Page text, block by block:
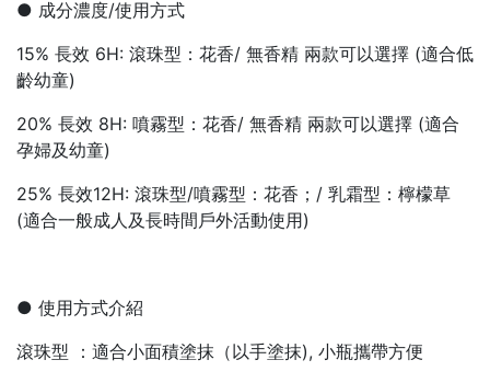
● 成分濃度/使用方式
15% 長效 6H: 滾珠型：花香/ 無香精 兩款可以選擇 (適合低
齡幼童)
20% 長效 8H: 噴霧型：花香/ 無香精 兩款可以選擇 (適合
孕婦及幼童)
25% 長效12H: 滾珠型/噴霧型：花香；/ 乳霜型：檸檬草
(適合一般成人及長時間戶外活動使用)
● 使用方式介紹
滾珠型 ：適合小面積塗抹（以手塗抹), 小瓶攜帶方便